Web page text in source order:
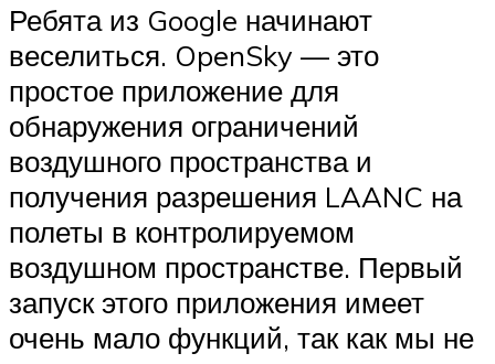
Ребята из Google начинают
веселиться. OpenSky — это
простое приложение для
обнаружения ограничений
воздушного пространства и
получения разрешения LAANC на
полеты в контролируемом
воздушном пространстве. Первый
запуск этого приложения имеет
очень мало функций, так как мы не